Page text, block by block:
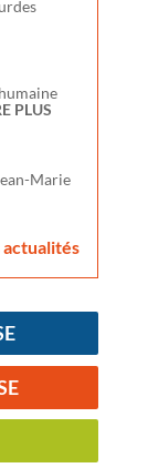
PLUS
Marie